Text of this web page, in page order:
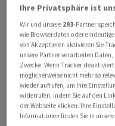
des Bezirks Makerfield
Parliament) kann er
Führungswahl
Regierungspartei
nun massiv unter Druck.
Burnham holte in
normalerweise wenig
Ihre Privatsphäre ist
Wir und unsere 293-Partner
wie Browserdaten oder
von Akzeptieren aktivieren Sie
unsere Partner verarbeiten
Zwecke. Wenn Tracker
möglicherweise nicht mehr so
wieder aufrufen, um Ihre
widerrufen, indem Sie auf den
der Webseite klicken. Ihre
Informationen finden Sie in